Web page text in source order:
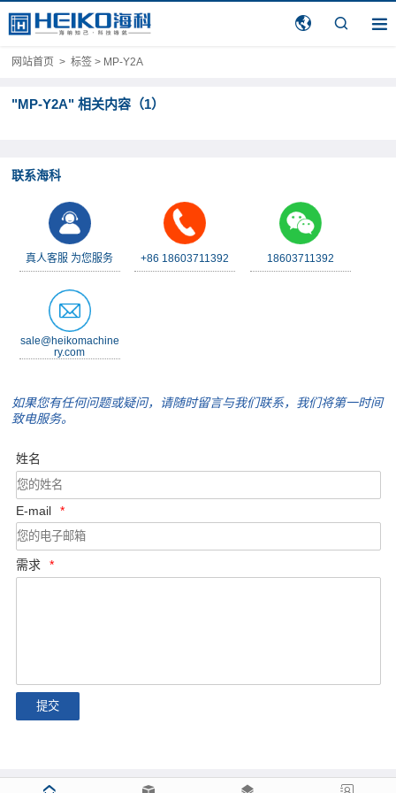
网站首页 >标签 > MP-Y2A
"MP-Y2A" 相关内容（1）
联系海科
真人客服 为您服务 +86 18603711392 18603711392
sale@heikomachine
ry.com
如果您有任何问题或疑问，请随时留言与我们联系，我们将第一时间
致电服务。
姓名
E-mail *
需求 *